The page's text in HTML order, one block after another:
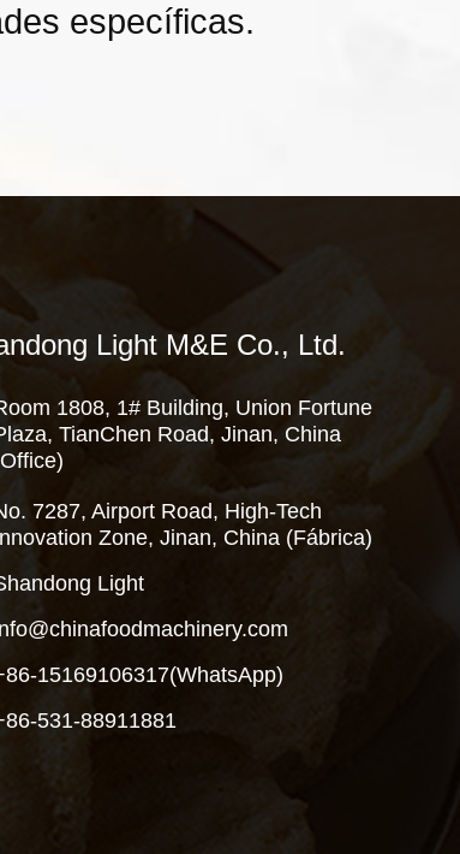
específicas.
Light M&E Co., Ltd.
1808, 1# Building, Union Fortune
TianChen Road, Jinan, China
7287, Airport Road, High-Tech
Zone, Jinan, China (Fábrica)
Light
15169106317(WhatsApp)
531-88911881